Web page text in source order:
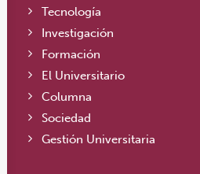
Tecnología
Investigación
Formación
El Universitario
Columna
Sociedad
Gestión Universitaria